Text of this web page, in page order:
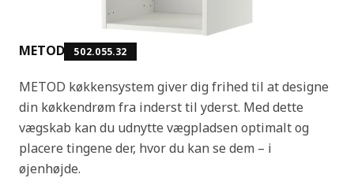
METOD 502.055.32
METOD køkkensystem giver dig frihed til at designe
din køkkendrøm fra inderst til yderst. Med dette
vægskab kan du udnytte vægpladsen optimalt og
placere tingene der, hvor du kan se dem – i
øjenhøjde.